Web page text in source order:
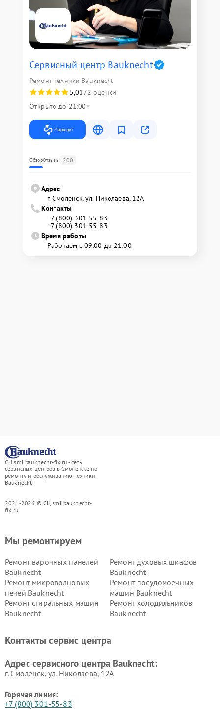
Сервисный центр Bauknecht
Ремонт техники Bauknecht
5,0172 оценки
Открыто до 21:00
Маршрут
ОбзорОтзывы 200
Адрес
г. Смоленск, ул. Николаева, 12А
Контакты
+7 (800) 301-55-83
+7 (800) 301-55-83
Время работы
Работаем с 09:00 до 21:00
СЦ sml.bauknecht-fix.ru - сеть
сервисных центров в Смоленске по
ремонту и обслуживанию техники
Bauknecht
2021-2026 © СЦ sml.bauknecht-
fix.ru
Мы ремонтируем
Ремонт варочных панелей
Bauknecht
Ремонт духовых шкафов
Bauknecht
Ремонт микроволновых
печей Bauknecht
Ремонт посудомоечных
машин Bauknecht
Ремонт стиральных машин
Bauknecht
Ремонт холодильников
Bauknecht
Контакты сервис центра
Адрес сервисного центра Bauknecht:
г. Смоленск, ул. Николаева, 12А
Горячая линия:
+7 (800) 301-55-83